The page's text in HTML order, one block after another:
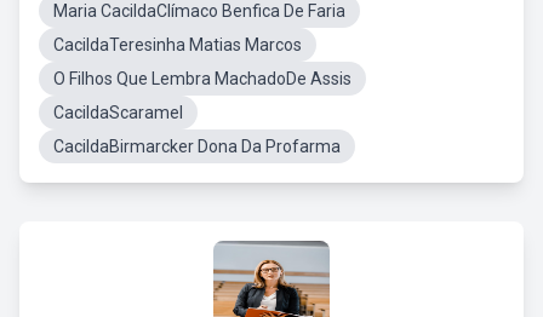
Maria CacildaClímaco Benfica De Faria
CacildaTeresinha Matias Marcos
O Filhos Que Lembra MachadoDe Assis
CacildaScaramel
CacildaBirmarcker Dona Da Profarma